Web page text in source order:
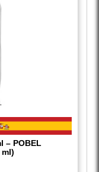
– POBEL